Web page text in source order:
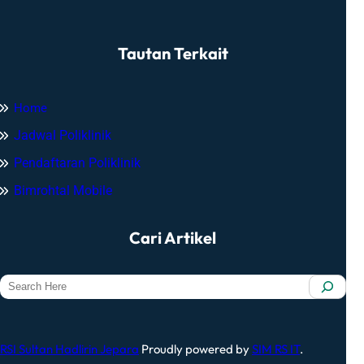
Tautan Terkait
Home
Jadwal Poliklinik
Pendaftaran Poliklinik
Bimrohtal Mobile
Cari Artikel
S
e
rRSI Sultan Hadlirin Jepara Proudly powered bySIM RS IT.